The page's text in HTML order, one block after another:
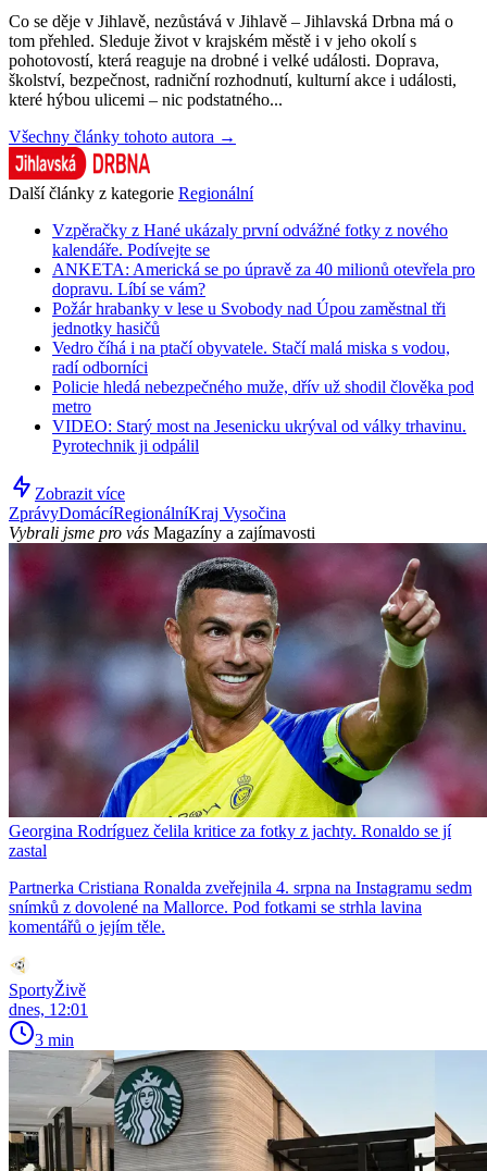
Co se děje v Jihlavě, nezůstává v Jihlavě – Jihlavská Drbna má o
tom přehled. Sleduje život v krajském městě i v jeho okolí s
pohotovostí, která reaguje na drobné i velké události. Doprava,
školství, bezpečnost, radniční rozhodnutí, kulturní akce i události,
které hýbou ulicemi – nic podstatného...
Všechny články tohoto autora →
Další články z kategorie Regionální
Vzpěračky z Hané ukázaly první odvážné fotky z nového
kalendáře. Podívejte se
ANKETA: Americká se po úpravě za 40 milionů otevřela pro
dopravu. Líbí se vám?
Požár hrabanky v lese u Svobody nad Úpou zaměstnal tři
jednotky hasičů
Vedro číhá i na ptačí obyvatele. Stačí malá miska s vodou,
radí odborníci
Policie hledá nebezpečného muže, dřív už shodil člověka pod
metro
VIDEO: Starý most na Jesenicku ukrýval od války trhavinu.
Pyrotechnik ji odpálil
Zobrazit více
ZprávyDomácíRegionálníKraj Vysočina
Vybrali jsme pro vás Magazíny a zajímavosti
Georgina Rodríguez čelila kritice za fotky z jachty. Ronaldo se jí
zastal
Partnerka Cristiana Ronalda zveřejnila 4. srpna na Instagramu sedm
snímků z dovolené na Mallorce. Pod fotkami se strhla lavina
komentářů o jejím těle.
SportyŽivě
dnes, 12:01
3 min